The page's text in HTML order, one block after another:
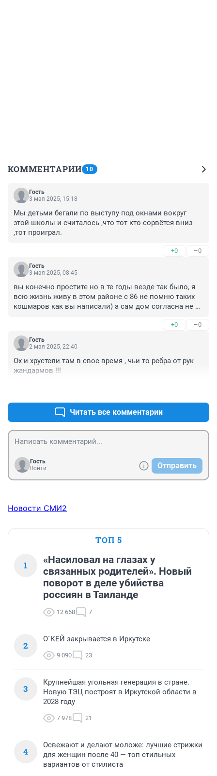
КОММЕНТАРИИ 10
Гость
3 мая 2025, 15:18
Мы детьми бегали по выступу под окнами вокруг
этой школы и считалось ,что тот кто сорвётся вниз
,тот проиграл.
+0 –0
Гость
3 мая 2025, 08:45
вы конечно простите но в те годы везде так было, я
всю жизнь живу в этом районе с 86 не помню таких
кошмаров как вы написали) а сам дом согласна не
+0 –0
Гость
2 мая 2025, 22:40
Ох и хрустели там в свое время , чьи то ребра от рук
жандармов !!!
Читать все комментарии
Гость
Войти
Отправить
Новости СМИ2
ТОП 5
1
«Насиловал на глазах у
связанных родителей». Новый
поворот в деле убийства
россиян в Таиланде
12 668 7
2
О`КЕЙ закрывается в Иркутске
9 090 23
3
Крупнейшая угольная генерация в стране.
Новую ТЭЦ построят в Иркутской области в
2028 году
7 978 21
4
Освежают и делают моложе: лучшие стрижки
для женщин после 40 — топ стильных
вариантов от стилиста